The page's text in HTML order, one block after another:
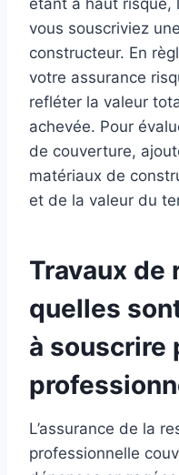
étant à haut risque,
vous souscriviez
constructeur. En
votre assurance
refléter la valeur
achevée. Pour
de couverture,
matériaux de
et de la valeur du
Travaux de
quelles
à souscrire
L’assurance de la
professionnelle